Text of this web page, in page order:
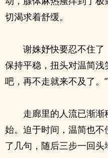
切渴求着舒缓。
谢姝妤快要忍不住
保持平稳，扭头对温简浅
吧，再不走就来不及了。”
走廊里的人流已渐
始。迫于时间，温简也
了几句，随后三步一回头